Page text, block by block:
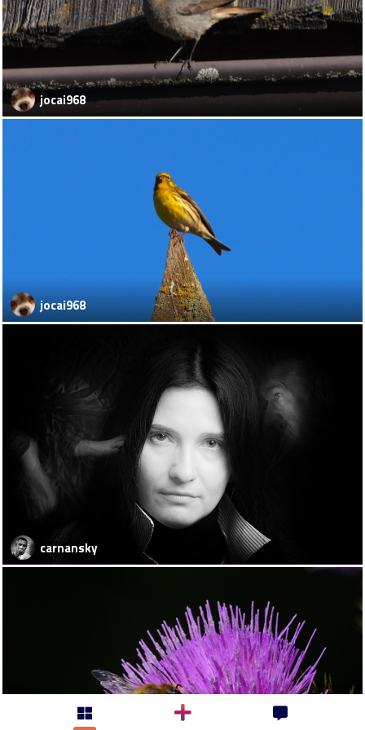
jocai968
jocai968
carnansky